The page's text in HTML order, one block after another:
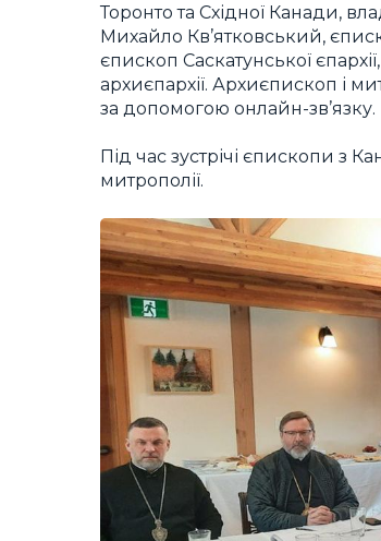
Торонто та Східної Канади,
Михайло Кв’ятковський,
єпископ Саскатунської
архиєпархії. Архиєпископ і
за допомогою онлайн-зв’язку.
Під час зустрічі єпископи з
митрополії.